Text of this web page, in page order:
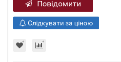
Повідомити
Слідкувати за ціною